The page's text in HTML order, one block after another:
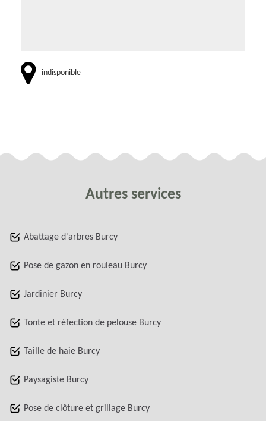
indisponible
Autres services
Abattage d'arbres Burcy
Pose de gazon en rouleau Burcy
Jardinier Burcy
Tonte et réfection de pelouse Burcy
Taille de haie Burcy
Paysagiste Burcy
Pose de clôture et grillage Burcy